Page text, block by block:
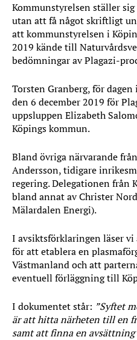
Kommunstyrelsen ställer
utan att få något skriftligt
att kommunstyrelsen i
2019 kände till
bedömningar av Plagazi-
Torsten Granberg, för
den 6 december 2019 för
uppsluppen Elizabeth
Köpings kommun.
Bland övriga närvarande
Andersson, tidigare
regering. Delegationen från
bland annat av Christer
Mälardalen Energi).
I avsiktsförklaringen läser
för att etablera en
Västmanland och att
eventuell förläggning till
I dokumentet står: ”Syftet
är att hitta närheten till en
samt att finna en avsättning